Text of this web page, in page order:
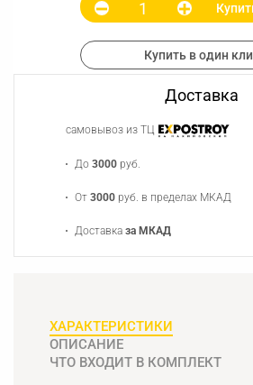
Купить в один
Доставка
самовывоз из ТЦ
До3000 руб.
От3000 руб. в пределах МКАД
Доставказа МКАД
ХАРАКТЕРИСТИКИ
ОПИСАНИЕ
ЧТО ВХОДИТ В КОМПЛЕКТ